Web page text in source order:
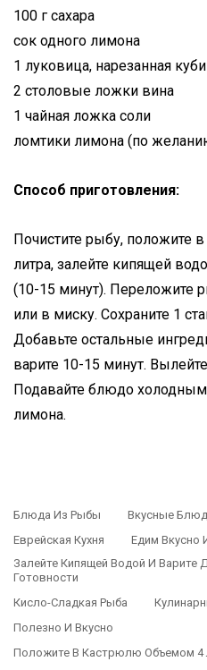
100 г сахара
сок одного лимона
1 луковица, нарезанная
2 столовые ложки вина
1 чайная ложка соли
ломтики лимона (по
Способ приготовления:
Почистите рыбу, положите
литра, залейте кипящей
(10-15 минут). Переложите
или в миску. Сохраните 1
Добавьте остальные
варите 10-15 минут.
Подавайте блюдо
лимона.
Блюда Из Рыбы
Вкусные
Еврейская Кухня
Едим Вкусно
Залейте Кипящей Водой И Варите
Готовности
Кисло-Сладкая Рыба
Полезно И Вкусно
Положите В Кастрюлю Объемом 4